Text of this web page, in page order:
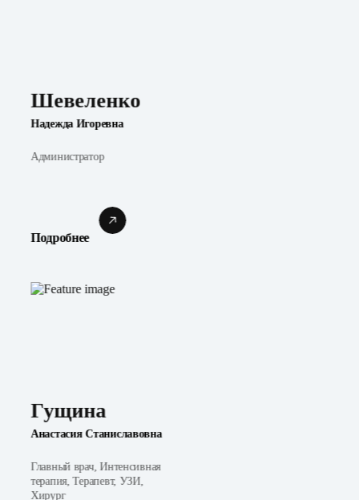
Шевеленко
Надежда Игоревна
Администратор
Подробнее
Гущина
Анастасия Станиславовна
Главный врач, Интенсивная
терапия, Терапевт, УЗИ,
Хирург